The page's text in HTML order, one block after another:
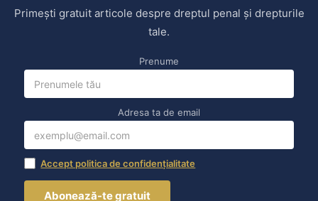
Primești gratuit articole despre dreptul penal și drepturile
tale.
Prenume
Adresa ta de email
Accept politica de confidențialitate